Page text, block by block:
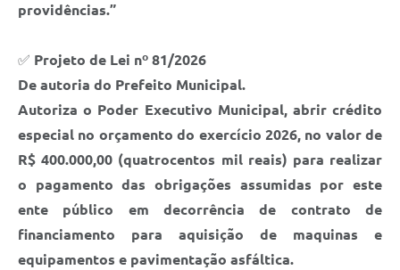
providências.”
✅ Projeto de Lei nº 81/2026
De autoria do Prefeito Municipal.
Autoriza o Poder Executivo Municipal, abrir crédito
especial no orçamento do exercício 2026, no valor de
R$ 400.000,00 (quatrocentos mil reais) para realizar
o pagamento das obrigações assumidas por este
ente público em decorrência de contrato de
financiamento para aquisição de maquinas e
equipamentos e pavimentação asfáltica.